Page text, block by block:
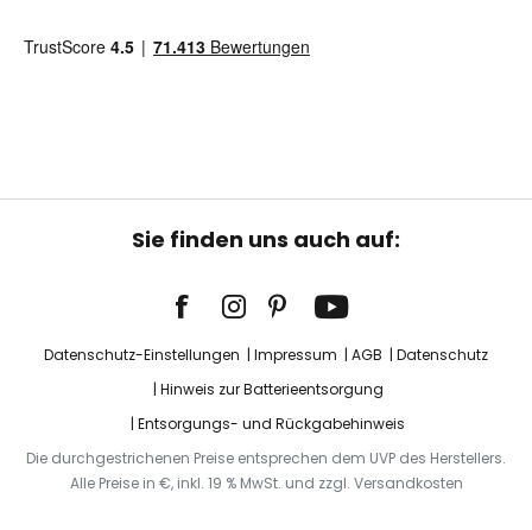
Sie finden uns auch auf:
Datenschutz-Einstellungen Impressum AGB
Datenschutz
Hinweis zur Batterieentsorgung
Entsorgungs- und Rückgabehinweis
Die durchgestrichenen Preise entsprechen dem UVP des Herstellers.
Alle Preise in €, inkl. 19 % MwSt. und zzgl. Versandkosten